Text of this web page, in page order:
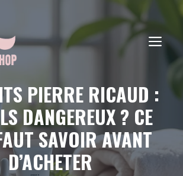
PIERRE RICAUD :
DANGEREUX ? CE
SAVOIR AVANT
D’ACHETER